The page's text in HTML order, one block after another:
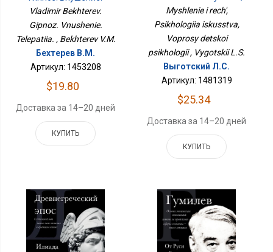
Телепатия.
Vladimir Bekhterev.
Gipnoz. Vnushenie.
Telepatiia. , Bekhterev V.M.
Бехтерев В.М.
Артикул: 1453208
$19.80
Доставка за 14–20 дней
КУПИТЬ
Вопросы Детской
Психологии
Myshlenie i rech',
Psikhologiia iskusstva,
Voprosy detskoi
psikhologii , Vygotskii L.S.
Выготский Л.С.
Артикул: 1481319
$25.34
Доставка за 14–20 дней
КУПИТЬ